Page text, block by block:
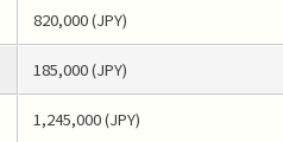
820,000 (JPY)
185,000 (JPY)
1,245,000 (JPY)